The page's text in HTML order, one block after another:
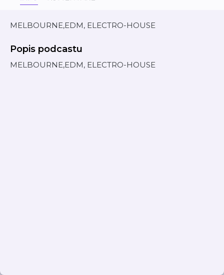
MELBOURNE,EDM, ELECTRO-HOUSE
Popis podcastu
MELBOURNE,EDM, ELECTRO-HOUSE